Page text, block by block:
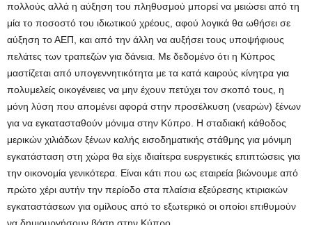
πολλούς αλλά η αύξηση του πληθυσμού μπορεί να μειώσει από τη
μία το ποσοστό του ιδιωτικού χρέους, αφού λογικά θα ωθήσει σε
αύξηση το ΑΕΠ, και από την άλλη να αυξήσει τους υποψήφιους
πελάτες των τραπεζών για δάνεια. Με δεδομένο ότι η Κύπρος
μαστίζεται από υπογεννητικότητα με τα κατά καιρούς κίνητρα για
πολυμελείς οικογένειες να μην έχουν πετύχει τον σκοπό τους, η
μόνη λύση που απομένει αφορά στην προσέλκυση (νεαρών) ξένων
για να εγκατασταθούν μόνιμα στην Κύπρο. Η σταδιακή κάθοδος
μερικών χιλιάδων ξένων καλής εισοδηματικής στάθμης για μόνιμη
εγκατάσταση στη χώρα θα είχε ιδιαίτερα ευεργετικές επιπτώσεις για
την οικονομία γενικότερα. Είναι κάτι που ως εταιρεία βιώνουμε από
πρώτο χέρι αυτήν την περίοδο στα πλαίσια εξεύρεσης κτιριακών
εγκαταστάσεων για ομίλους από το εξωτερικό οι οποίοι επιθυμούν